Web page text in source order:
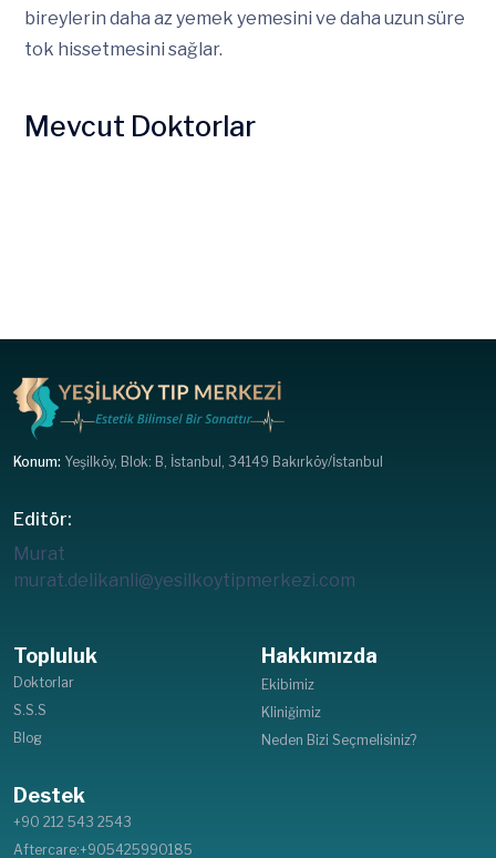
bireylerin daha az yemek yemesini ve daha uzun süre
tok hissetmesini sağlar.
Mevcut Doktorlar
Konum: Yeşilköy, Blok: B, İstanbul, 34149 Bakırköy/İstanbul
Editör:
Murat
murat.delikanli@yesilkoytipmerkezi.com
Topluluk
Doktorlar
S.S.S
Blog
Hakkımızda
Ekibimiz
Kliniğimiz
Neden Bizi Seçmelisiniz?
Destek
+90 212 543 2543
Aftercare:+905425990185